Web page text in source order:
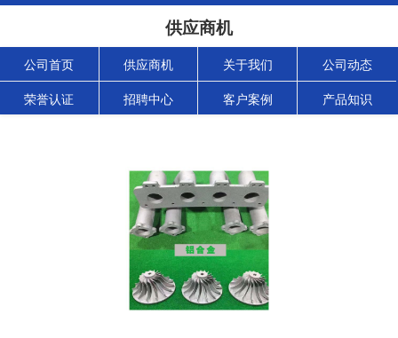
供应商机
公司首页 供应商机 关于我们 公司动态
荣誉认证 招聘中心 客户案例 产品知识